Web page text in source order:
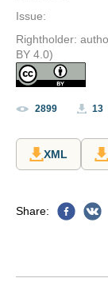
Issue:
Rightholder:
BY 4.0)
2899 13
XML
Share: